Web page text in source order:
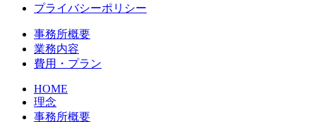
プライバシーポリシー
事務所概要
業務内容
費用・プラン
HOME
理念
事務所概要